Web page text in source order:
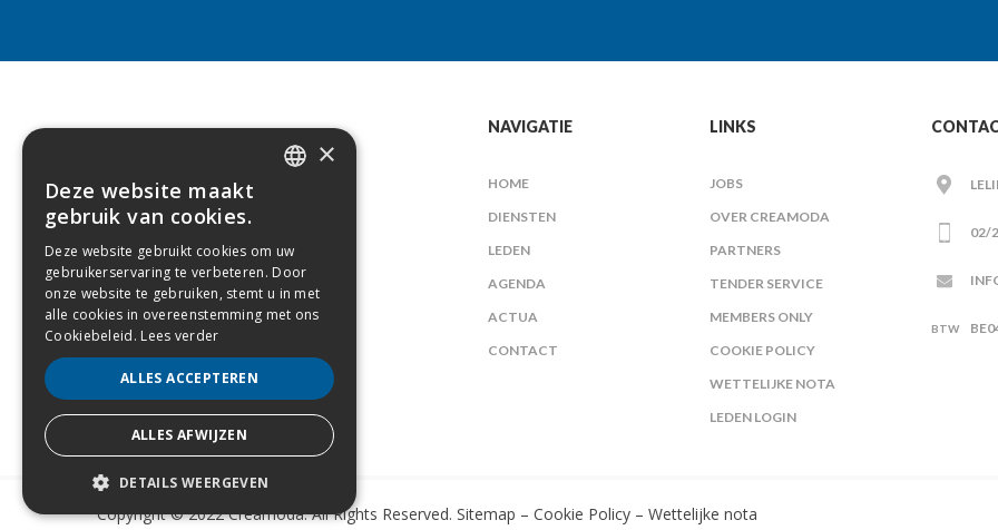
NAVIGATIE
HOME
DIENSTEN
LEDEN
AGENDA
ACTUA
CONTACT
LINKS
JOBS
OVER CREAMODA
PARTNERS
TENDER SERVICE
MEMBERS ONLY
COOKIE POLICY
WETTELIJKE NOTA
LEDEN LOGIN
02/
Copyright © 2022 Creamoda. All Rights Reserved. Sitemap – Cookie Policy – Wettelijke nota
×
Deze website maakt
gebruik van cookies.
Deze website gebruikt cookies om uw
gebruikerservaring te verbeteren. Door
onze website te gebruiken, stemt u in met
alle cookies in overeenstemming met ons
Cookiebeleid. Lees verder
ALLES ACCEPTEREN
ALLES AFWIJZEN
DETAILS WEERGEVEN
STRIKT NOODZAKELIJK